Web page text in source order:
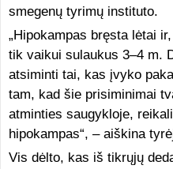
smegenų tyrimų instituto.
„Hipokampas bręsta lėtai
tik vaikui sulaukus 3–4 m.
atsiminti tai, kas įvyko
tam, kad šie prisiminimai
atminties saugykloje,
hipokampas“, – aiškina
Vis dėlto, kas iš tikrųjų